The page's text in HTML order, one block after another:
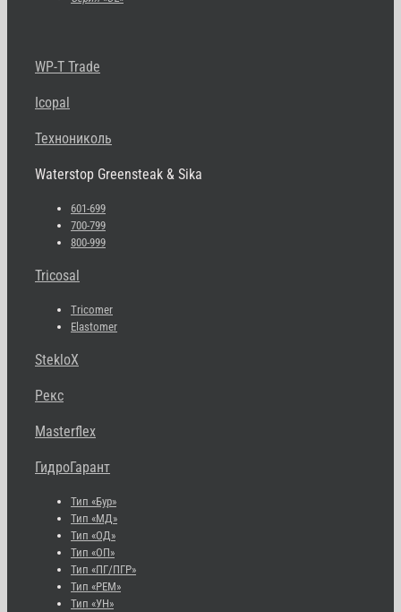
WP-T Trade
Icopal
Технониколь
Waterstop Greensteak & Sika
601-699
700-799
800-999
Tricosal
Tricomer
Elastomer
StekloX
Рекс
Masterflex
ГидроГарант
Тип «Бур»
Тип «МД»
Тип «ОД»
Тип «ОП»
Тип «ПГ/ПГР»
Тип «РЕМ»
Тип «УН»